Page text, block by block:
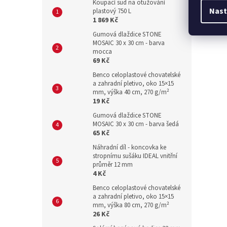
Koupací sud na otužování
plastový 750 L
1 869 Kč
Gumová dlaždice STONE
MOSAIC 30 x 30 cm - barva
mocca
69 Kč
Benco celoplastové chovatelské
a zahradní pletivo, oko 15×15
mm, výška 40 cm, 270 g/m²
19 Kč
Gumová dlaždice STONE
MOSAIC 30 x 30 cm - barva šedá
65 Kč
Náhradní díl - koncovka ke
stropnímu sušáku IDEAL vnitřní
průměr 12 mm
4 Kč
Benco celoplastové chovatelské
a zahradní pletivo, oko 15×15
mm, výška 80 cm, 270 g/m²
26 Kč